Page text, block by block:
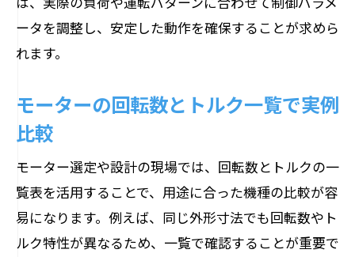
ータを調整し、安定した動作を確保することが求めら
れます。
モーターの回転数とトルク一覧で実例
比較
モーター選定や設計の現場では、回転数とトルクの一
覧表を活用することで、用途に合った機種の比較が容
易になります。例えば、同じ外形寸法でも回転数やト
ルク特性が異なるため、一覧で確認することが重要で